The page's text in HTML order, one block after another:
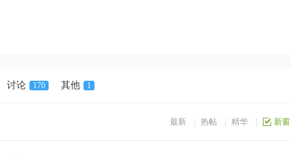
讨论 170 其他 1
最新 热帖 精华 新窗